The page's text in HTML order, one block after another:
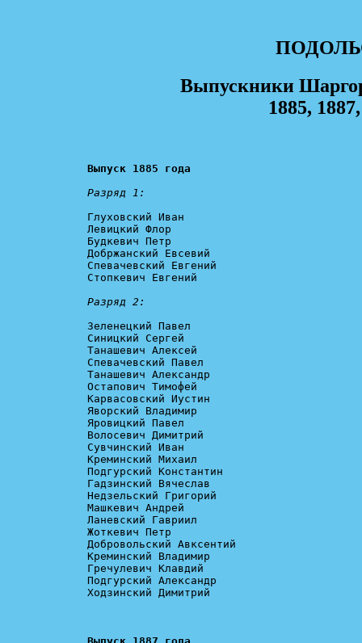
Выпускники
1885,
Выпуск 1885 года
Разряд 1:
Глуховский Иван
Левицкий Флор
Будкевич Петр
Добржанский Евсевий
Спевачевский Евгений
Стопкевич Евгений
Разряд 2:
Зеленецкий Павел
Синицкий Сергей
Танашевич Алексей
Спевачевский Павел
Танашевич Александр
Остапович Тимофей
Карвасовский Иустин
Яворский Владимир
Яровицкий Павел
Волосевич Димитрий
Сувчинский Иван
Креминский Михаил
Подгурский Константин
Гадзинский Вячеслав
Недзельский Григорий
Машкевич Андрей
Ланевский Гавриил
Жоткевич Петр
Добровольский Авксентий
Креминский Владимир
Гречулевич Клавдий
Подгурский Александр
Ходзинский Димитрий